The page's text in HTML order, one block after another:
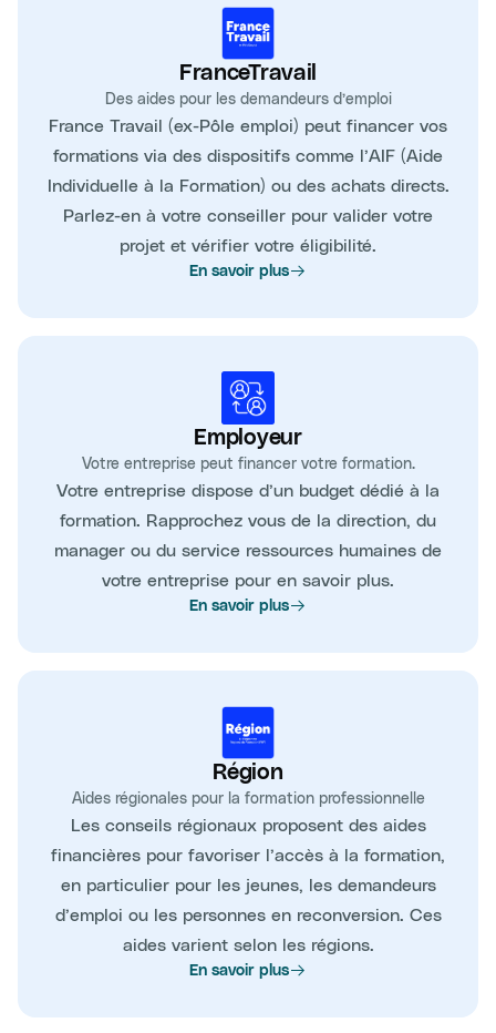
FranceTravail
Des aides pour les demandeurs d’emploi
France Travail (ex-Pôle emploi) peut financer vos
formations via des dispositifs comme l’AIF (Aide
Individuelle à la Formation) ou des achats directs.
Parlez-en à votre conseiller pour valider votre
projet et vérifier votre éligibilité.
En savoir plus
Employeur
Votre entreprise peut financer votre formation.
Votre entreprise dispose d’un budget dédié à la
formation. Rapprochez vous de la direction, du
manager ou du service ressources humaines de
votre entreprise pour en savoir plus.
En savoir plus
Région
Aides régionales pour la formation professionnelle
Les conseils régionaux proposent des aides
financières pour favoriser l’accès à la formation,
en particulier pour les jeunes, les demandeurs
d’emploi ou les personnes en reconversion. Ces
aides varient selon les régions.
En savoir plus